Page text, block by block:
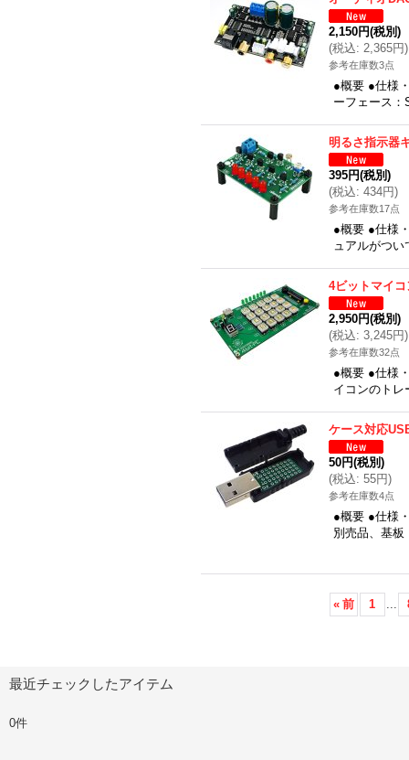
2,150円(税別)
(税込: 2,365円)
参考在庫数3点
●概要 ●仕様
ーフェース
明るさ指示器
395円(税別)
(税込: 434円)
参考在庫数17点
●概要 ●仕様
ュアルがつ
4ビットマイ
2,950円(税別)
(税込: 3,245円)
参考在庫数32点
●概要 ●仕様
イコンのト
ケース対応
50円(税別)
(税込: 55円)
参考在庫数4点
●概要 ●仕様
別売品、基
« 前 1 ...
最近チェックしたアイテム
0件